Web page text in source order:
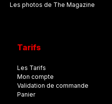
Les photos de The Magazine
Tarifs
Les Tarifs
Mon compte
Validation de commande
Panier